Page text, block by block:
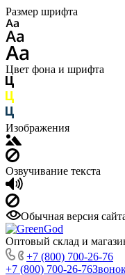
Размер шрифта
Цвет фона и шрифта
Изображения
Озвучивание текста
Обычная версия
Оптовый склад и
+7 (800) 700-26-76
+7 (800) 700-26-76